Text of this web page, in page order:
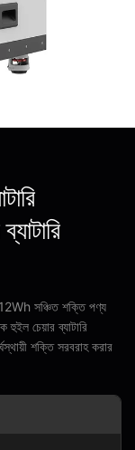
সঞ্চিত শক্তি পণ্য
চেয়ার ব্যাটারি
শক্তি সরবরাহ করার